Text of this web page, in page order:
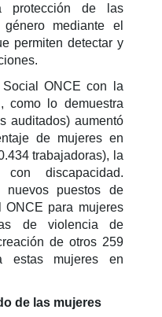
protección de las
mediante el
permiten detectar y
ONCE con la
como lo demuestra
auditados) aumentó
de mujeres en
trabajadoras), la
con discapacidad.
nuevos puestos de
para mujeres
de violencia de
de otros 259
estas mujeres en
de las mujeres